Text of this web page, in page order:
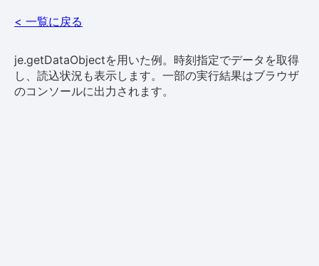
< 一覧に戻る
je.getDataObjectを用いた例。時刻指定でデータを取得
し、読込状況も表示します。一部の実行結果はブラウザ
のコンソールに出力されます。